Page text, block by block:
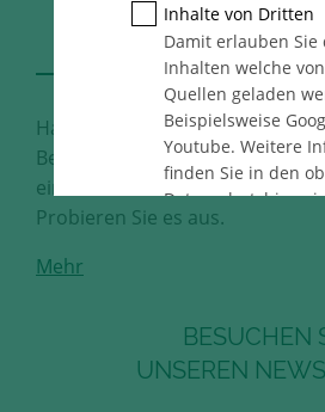
YOUR BEST
Haben Sie Lust, Ihre Ideen zu
Bei uns haben Sie den Raum
eine Vielzahl unterschiedlicher
Probieren Sie es aus.
Mehr
BESUCHEN
UNSEREN
Inhalte von Dritten
Damit erlauben Sie
Inhalten welche
Quellen geladen
Beispielsweise
Youtube. Weitere
finden Sie in den
die Anzahl der
Seiten, Ihren Weg
Internetauftritt oder